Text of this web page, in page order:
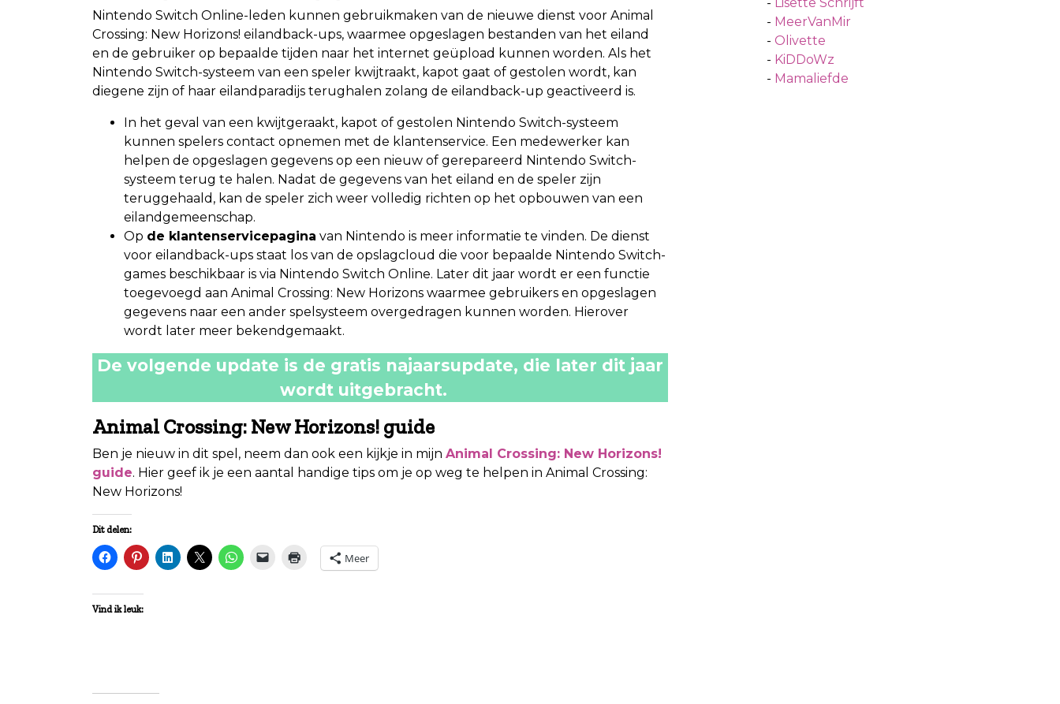
Nintendo Switch Online-leden kunnen gebruikmaken van de nieuwe dienst voor Animal
Crossing: New Horizons! eilandback-ups, waarmee opgeslagen bestanden van het eiland
en de gebruiker op bepaalde tijden naar het internet geüpload kunnen worden. Als het
Nintendo Switch-systeem van een speler kwijtraakt, kapot gaat of gestolen wordt, kan
diegene zijn of haar eilandparadijs terughalen zolang de eilandback-up geactiveerd is.
In het geval van een kwijtgeraakt, kapot of gestolen Nintendo Switch-systeem
kunnen spelers contact opnemen met de klantenservice. Een medewerker kan
helpen de opgeslagen gegevens op een nieuw of gerepareerd Nintendo Switch-
systeem terug te halen. Nadat de gegevens van het eiland en de speler zijn
teruggehaald, kan de speler zich weer volledig richten op het opbouwen van een
eilandgemeenschap.
Op de klantenservicepagina van Nintendo is meer informatie te vinden. De dienst
voor eilandback-ups staat los van de opslagcloud die voor bepaalde Nintendo Switch-
games beschikbaar is via Nintendo Switch Online. Later dit jaar wordt er een functie
toegevoegd aan Animal Crossing: New Horizons waarmee gebruikers en opgeslagen
gegevens naar een ander spelsysteem overgedragen kunnen worden. Hierover
wordt later meer bekendgemaakt.
De volgende update is de gratis najaarsupdate, die later dit jaar
wordt uitgebracht.
Animal Crossing: New Horizons! guide
Ben je nieuw in dit spel, neem dan ook een kijkje in mijn Animal Crossing: New Horizons!
guide. Hier geef ik je een aantal handige tips om je op weg te helpen in Animal Crossing:
New Horizons!
Dit delen:
Meer
Vind ik leuk:
- MeerVanMir
- Olivette
- KiDDoWz
- Mamaliefde